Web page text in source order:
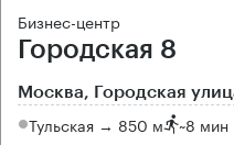
Бизнес-центр
Городская 8
Москва, Городская
Тульская → 850 м ~8 мин